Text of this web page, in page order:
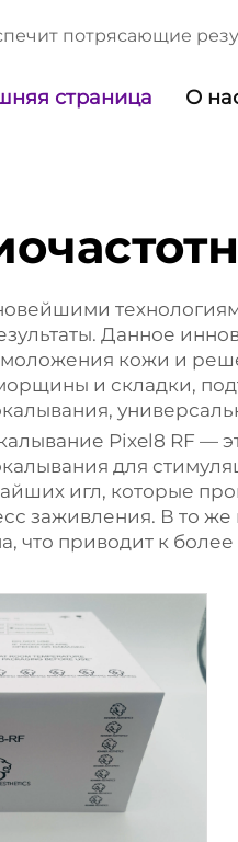
потрясающие
страница О
Данное
кожи и
и складки,
Pixel8 RF —
для
игл, которые
заживления. В то
что приводит к